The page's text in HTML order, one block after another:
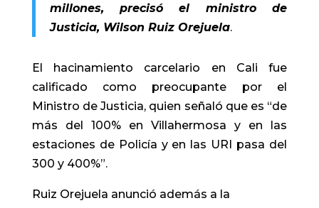
millones, precisó el ministro de
Justicia, Wilson Ruiz Orejuela.
El hacinamiento carcelario en Cali fue
calificado como preocupante por el
Ministro de Justicia, quien señaló que es “de
más del 100% en Villahermosa y en las
estaciones de Policía y en las URI pasa del
300 y 400%”.
Ruiz Orejuela anunció además a la